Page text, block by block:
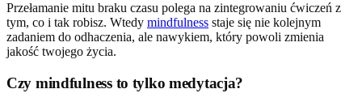
Przełamanie mitu braku czasu polega na zintegrowaniu ćwiczeń z
tym, co i tak robisz. Wtedy mindfulness staje się nie kolejnym
zadaniem do odhaczenia, ale nawykiem, który powoli zmienia
jakość twojego życia.
Czy mindfulness to tylko medytacja?